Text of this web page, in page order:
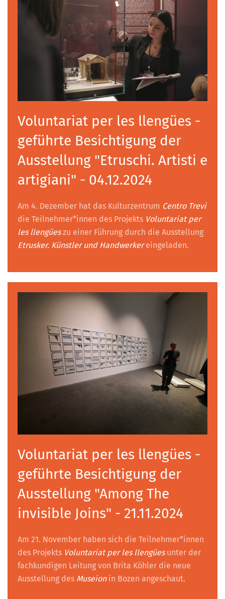
Voluntariat per les llengües -
geführte Besichtigung der
Ausstellung "Etruschi. Artisti e
artigiani" - 04.12.2024
Am 4. Dezember hat das Kulturzentrum Centro Trevi
die Teilnehmer*innen des Projekts Voluntariat per
les llengüeszu einer Führung durch die Ausstellung
Etrusker. Künstler und Handwerkereingeladen.
Voluntariat per les llengües -
geführte Besichtigung der
Ausstellung "Among The
invisible Joins" - 21.11.2024
Am 21. November haben sich die Teilnehmer*innen
des Projekts Voluntariat per les llengüesunter der
fachkundigen Leitung von Brita Köhler die neue
Ausstellung des Museionin Bozen angeschaut.